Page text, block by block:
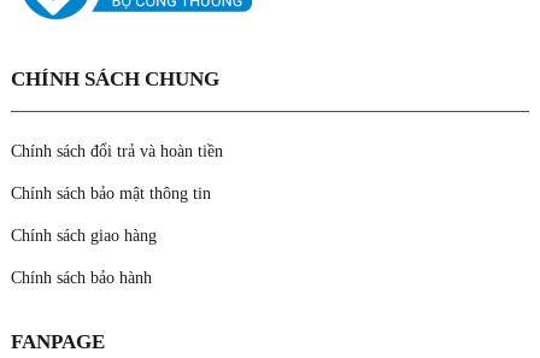
CHÍNH SÁCH CHUNG
Chính sách đổi trả và hoàn tiền
Chính sách bảo mật thông tin
Chính sách giao hàng
Chính sách bảo hành
FANPAGE